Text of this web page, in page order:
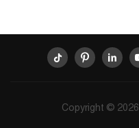
Copyright © 2026